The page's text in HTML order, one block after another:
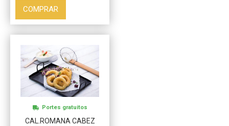
COMPRAR
CAL.ROMANA CABEZ
Portes gratuitos
Más info